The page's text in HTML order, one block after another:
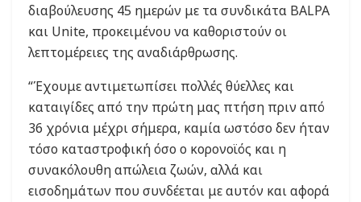
διαβούλευσης 45 ημερών με τα συνδικάτα BALPA
και Unite, προκειμένου να καθοριστούν οι
λεπτομέρειες της αναδιάρθρωσης.
“Έχουμε αντιμετωπίσει πολλές θύελλες και
καταιγίδες από την πρώτη μας πτήση πριν από
36 χρόνια μέχρι σήμερα, καμία ωστόσο δεν ήταν
τόσο καταστροφική όσο ο κορονοϊός και η
συνακόλουθη απώλεια ζωών, αλλά και
εισοδημάτων που συνδέεται με αυτόν και αφορά